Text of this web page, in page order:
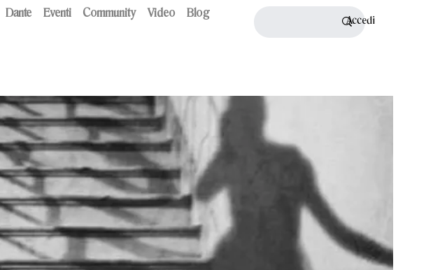
Dante Eventi Community Video
Blog
Accedi